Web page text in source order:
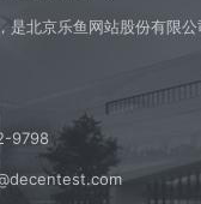
9798